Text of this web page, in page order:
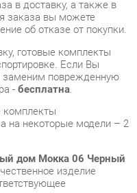
поврежденную
-бесплатна.
некоторые модели – 2
дом Мокка 06 Черный
изделие
приобретением, и
об опыте его
нашим